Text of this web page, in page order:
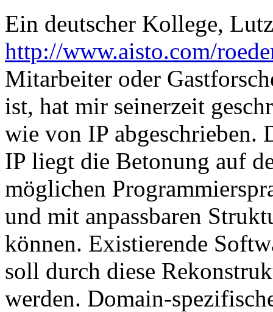
Ein deutscher Kollege,
http://www.aisto.com/
Mitarbeiter oder
ist, hat mir seinerzeit
wie von IP abgeschrieben.
IP liegt die Betonung auf
möglichen
und mit anpassbaren
können. Existierende
soll durch diese
werden. Domain-